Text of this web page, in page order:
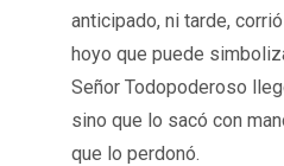
anticipado, ni tarde,
hoyo que puede
Señor Todopoderoso
sino que lo sacó con
que lo perdonó.